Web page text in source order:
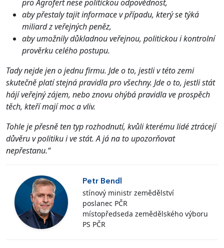
pro Agrofert nese politickou odpovědnost,
aby přestaly tajit informace v případu, který se týká
miliard z veřejných peněz,
aby umožnily důkladnou veřejnou, politickou i kontrolní
prověrku celého postupu.
Tady nejde jen o jednu firmu. Jde o to, jestli v této zemi
skutečně platí stejná pravidla pro všechny. Jde o to, jestli stát
hájí veřejný zájem, nebo znovu ohýbá pravidla ve prospěch
těch, kteří mají moc a vliv.
Tohle je přesně ten typ rozhodnutí, kvůli kterému lidé ztrácejí
důvěru v politiku i ve stát. A já na to upozorňovat
nepřestanu.“
Petr Bendl
stínový ministr zemědělství
poslanec PČR
místopředseda zemědělského výboru
PS PČR